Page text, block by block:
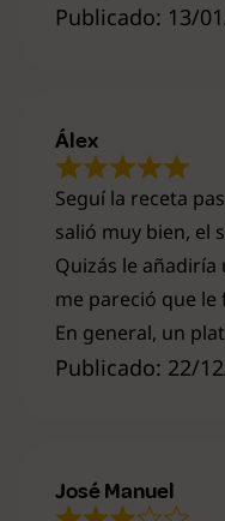
Publicado: 13/
Publicado: 22/
Seguí la receta
salió muy bien, el
Quizás le
me pareció que
En general, un
Álex
José Manuel